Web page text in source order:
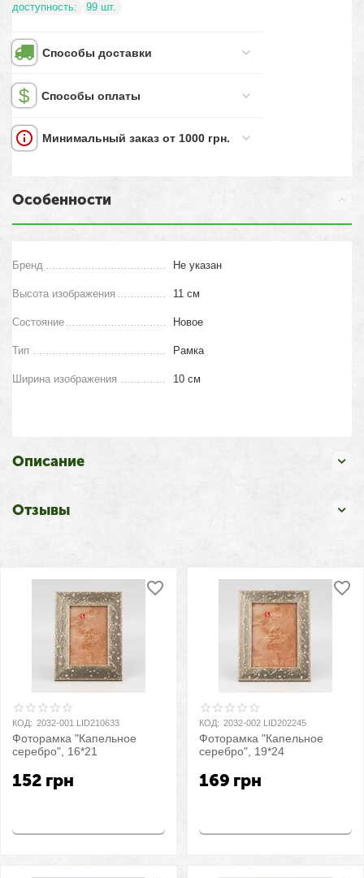
доступность: 99 шт.
Способы доставки
Способы оплаты
Минимальный заказ от 1000 грн.
Особенности
Бренд Не указан
Высота изображения 11 см
Состояние Новое
Тип Рамка
Ширина изображения 10 см
Описание
Отзывы
КОД: 2032-001 LID210633
Фоторамка "Капельное
серебро", 16*21
152 грн
КОД: 2032-002 LID202245
Фоторамка "Капельное
серебро", 19*24
169 грн